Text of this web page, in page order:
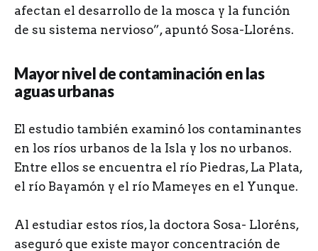
afectan el desarrollo de la mosca y la función
de su sistema nervioso”, apuntó Sosa-Lloréns.
Mayor nivel de contaminación en las
aguas urbanas
El estudio también examinó los contaminantes
en los ríos urbanos de la Isla y los no urbanos.
Entre ellos se encuentra el río Piedras, La Plata,
el río Bayamón y el río Mameyes en el Yunque.
Al estudiar estos ríos, la doctora Sosa- Lloréns,
aseguró que existe mayor concentración de